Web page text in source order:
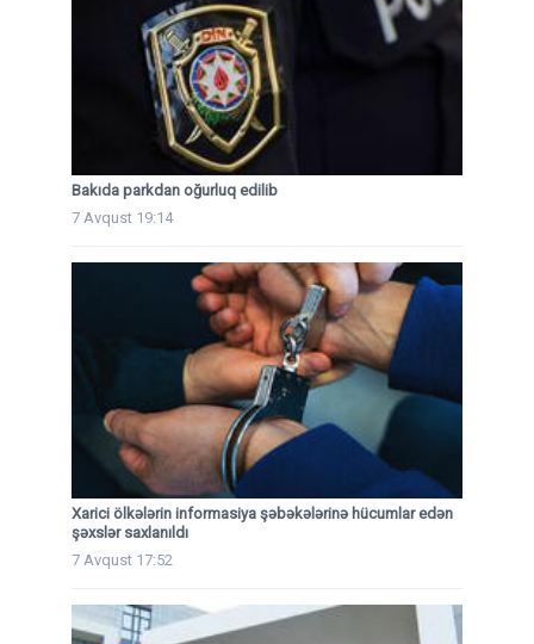
Bakıda parkdan oğurluq edilib
7 Avqust 19:14
Xarici ölkələrin informasiya şəbəkələrinə hücumlar edən
şəxslər saxlanıldı
7 Avqust 17:52